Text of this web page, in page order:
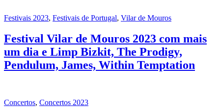
Festivais 2023, Festivais de Portugal, Vilar de Mouros
Festival Vilar de Mouros 2023 com mais
um dia e Limp Bizkit, The Prodigy,
Pendulum, James, Within Temptation
Concertos, Concertos 2023